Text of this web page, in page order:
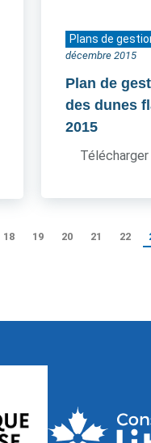
Plans de
décembre 2015
Plan de
des dunes
2015
18 19 20 21 22